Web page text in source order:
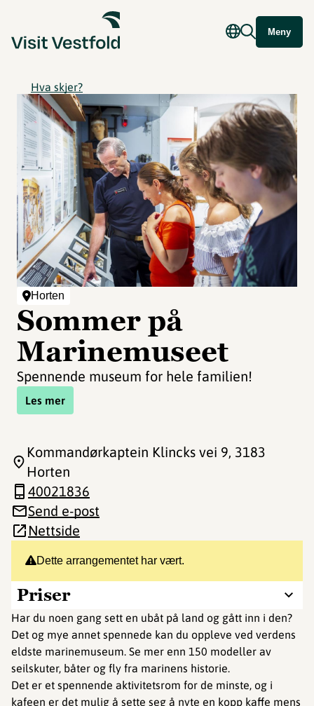
Meny
Hva skjer?
Horten
Sommer på
Marinemuseet
Spennende museum for hele familien!
Les mer
Dette arrangementet har vært.
Priser
Har du noen gang sett en ubåt på land og gått inn i den?
Det og mye annet spennede kan du oppleve ved verdens
eldste marinemuseum. Se mer enn 150 modeller av
seilskuter, båter og fly fra marinens historie.
Det er et spennende aktivitetsrom for de minste, og i
kafeen er det mulig å sette seg å nyte en kopp kaffe mens
Kommandørkaptein Klincks vei 9, 3183
Horten
40021836
Send e-post
Nettside